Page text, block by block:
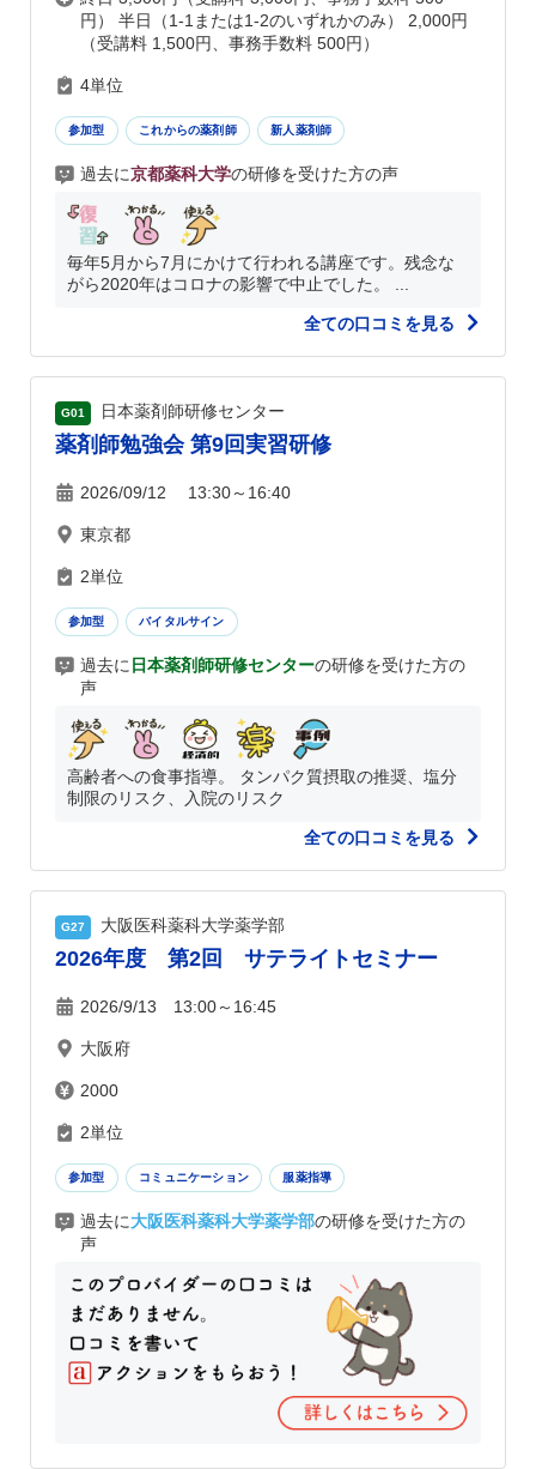
円） 半日（1-1または1-2のいずれかのみ） 2,000円
（受講料 1,500円、事務手数料 500円）
4単位
参加型 これからの薬剤師 新人薬剤師
過去に京都薬科大学の研修を受けた方の声
毎年5月から7月にかけて行われる講座です。残念な
がら2020年はコロナの影響で中止でした。 ...
全ての口コミを見る
G01 日本薬剤師研修センター
薬剤師勉強会 第9回実習研修
2026/09/12 13:30～16:40
東京都
2単位
参加型 バイタルサイン
過去に 日本薬剤師研修センターの研修を受けた方の
声
高齢者への食事指導。 タンパク質摂取の推奨、塩分
制限のリスク、入院のリスク
全ての口コミを見る
G27 大阪医科薬科大学薬学部
2026年度 第2回 サテライトセミナー
2026/9/13 13:00～16:45
大阪府
2000
2単位
参加型 コミュニケーション 服薬指導
過去に大阪医科薬科大学薬学部の研修を受けた方の
声